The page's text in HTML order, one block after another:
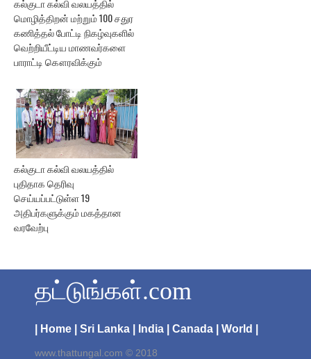
கல்குடா கல்வி வலயத்தில்
மொழித்திறன் மற்றும் 100 சதுர
கணித்தல் போட்டி நிகழ்வுகளில்
வெற்றியீட்டிய மாணவர்களை
பாராட்டி கௌரவிக்கும்
கல்குடா கல்வி வலயத்தில்
புதிதாக தெரிவு
செய்யப்பட்டுள்ள 19
அதிபர்களுக்கும் மகத்தான
வரவேற்பு
தட்டுங்கள்.com
| Home | Sri Lanka | India | Canada | World |
www.thattungal.com © 2018